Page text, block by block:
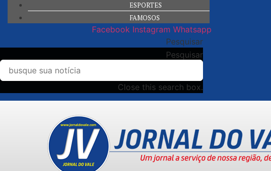
ESPORTES
FAMOSOS
Facebook Instagram Whatsapp
Pesquisar
Pesquisar
Close this search box.